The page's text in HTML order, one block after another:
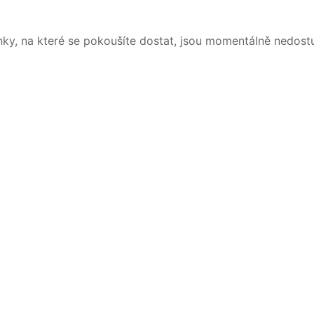
na které se pokoušíte dostat, jsou momentálně